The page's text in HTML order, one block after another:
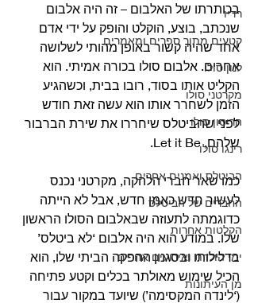
רדיו
קטעים מתוך ספרים ומאמרים
לנון סולו
מקרטני סולו
הריסון סולו
רינגו סולו
הביטלס ואמנים אחרים
החברים של הביטלס
הקלטות אחרות
ימי הולדת ואירועים אחרים
מן העיתונות
בכותרתו של האלבום – זה היה אלבום
שנכתב, בוצע, הוקלט והופק על ידי אדם
אחד שהיה קשור באופן מהותי לשלושה
אחרים. אלבום סולו בכורה אמיתי. הוא
הקליט אותו בסוד, רובו בבית, וכשהגיע
הזמן לשחרר אותו הוא עשה זאת חודש
לפני שהביטלס שיחררו את שירת הברבור
שלהם, Let it Be.
כמו שאר חברי הלהקה, מקרטני נכנס
לעשור חדש כאמן חדש, אבל לא הייתה
כדוגמתה לתעוזה שבאלבום הסולו הראשון
שלו. במודע הוא היה אלבום ‘לא ביטלס’
בדלילותו ובסגנון ההפקה הביתי שלו, הוא
הכיל שימוש מאולתר בכלים וקטע פתיחה
(‘לינדה המקסימה’) שיועד במקור עבור